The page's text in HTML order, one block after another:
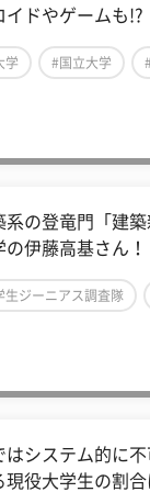
イドやゲームも!?
学 #国立大学
系の登竜門「建
の伊藤高基さん！
生ジーニアス調査隊
はシステム的に
現役大学生の割